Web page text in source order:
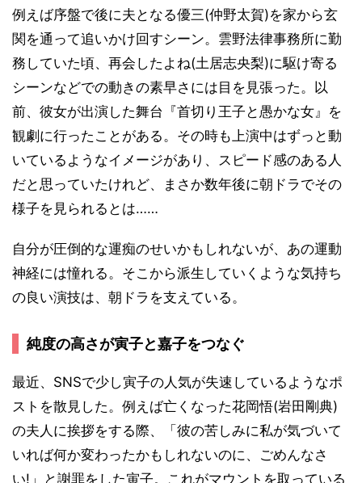
例えば序盤で後に夫となる優三(仲野太賀)を家から玄
関を通って追いかけ回すシーン。雲野法律事務所に勤
務していた頃、再会したよね(土居志央梨)に駆け寄る
シーンなどでの動きの素早さには目を見張った。以
前、彼女が出演した舞台『首切り王子と愚かな女』を
観劇に行ったことがある。その時も上演中はずっと動
いているようなイメージがあり、スピード感のある人
だと思っていたけれど、まさか数年後に朝ドラでその
様子を見られるとは……
自分が圧倒的な運痴のせいかもしれないが、あの運動
神経には憧れる。そこから派生していくような気持ち
の良い演技は、朝ドラを支えている。
純度の高さが寅子と嘉子をつなぐ
最近、SNSで少し寅子の人気が失速しているようなポ
ストを散見した。例えば亡くなった花岡悟(岩田剛典)
の夫人に挨拶をする際、「彼の苦しみに私が気づいて
いれば何か変わったかもしれないのに、ごめんなさ
い!」と謝罪をした寅子。これがマウントを取っている